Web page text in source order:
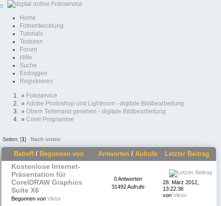
Home
Fotoentwicklung
Tutorials
Texturen
Forum
Hilfe
Suche
Einloggen
Registrieren
» Fotoservice
» Adobe Photoshop und Lightroom - digitale Bildbearbeitung
» Übern Tellerrand gesehen - digitale Bildbearbeitung
» Corel Programme
Seiten: [1] Nach unten
Betreff/ Begonnen von Antworten / Aufrufe
Letzter Beitrag
Kostenlose Internet-
Präsentation für
CorelDRAW Graphics
Suite X6
Begonnen von Viktor
0 Antworten
31492 Aufrufe
28. März 2012,
13:22:36
von Viktor